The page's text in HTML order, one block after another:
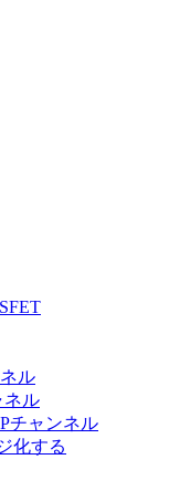
ル
ネル
チャンネル
化する